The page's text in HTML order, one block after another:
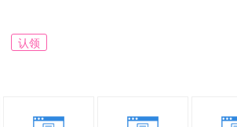
认领